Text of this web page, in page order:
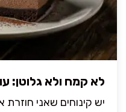
לא קמח ולא גלוטן:
יש קינוחים שאני